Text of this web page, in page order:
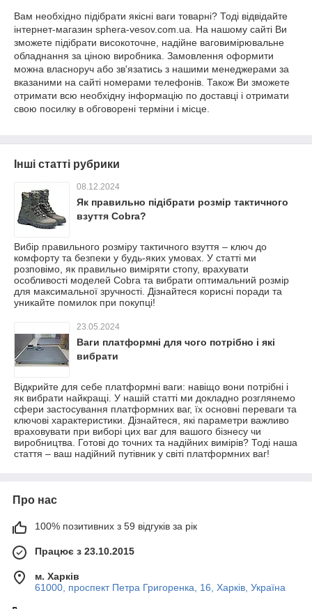
Вам необхідно підібрати якісні ваги товарні? Тоді відвідайте
інтернет-магазин sphera-vesov.com.ua. На нашому сайті Ви
зможете підібрати високоточне, надійне ваговимірювальне
обладнання за ціною виробника. Замовлення оформити
можна власноруч або зв'язатись з нашими менеджерами за
вказаними на сайті номерами телефонів. Також Ви зможете
отримати всю необхідну інформацію по доставці і отримати
свою посилку в обговорені терміни і місце.
Інші статті рубрики
08.12.2024
Як правильно підібрати розмір тактичного
взуття Cobra?
Вибір правильного розміру тактичного взуття – ключ до
комфорту та безпеки у будь-яких умовах. У статті ми
розповімо, як правильно виміряти стопу, врахувати
особливості моделей Cobra та вибрати оптимальний розмір
для максимальної зручності. Дізнайтеся корисні поради та
уникайте помилок при покупці!
23.05.2024
Ваги платформні для чого потрібно і які
вибрати
Відкрийте для себе платформні ваги: ​​навіщо вони потрібні і
як вибрати найкращі. У нашій статті ми докладно розглянемо
сфери застосування платформних ваг, їх основні переваги та
ключові характеристики. Дізнайтеся, які параметри важливо
враховувати при виборі цих ваг для вашого бізнесу чи
виробництва. Готові до точних та надійних вимірів? Тоді наша
стаття – ваш надійний путівник у світі платформних ваг!
Про нас
100% позитивних з 59 відгуків за рік
Працює з 23.10.2015
м. Харків
61000, проспект Петра Григоренка, 16, Харків, Україна